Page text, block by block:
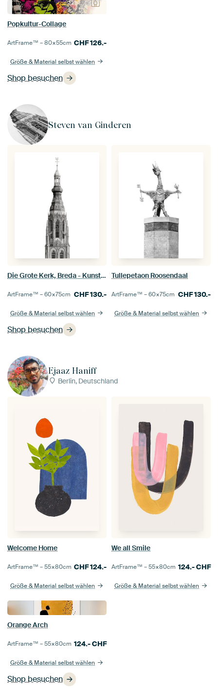
Shop besuchen
Popkultur-Collage
ArtFrame™ –80×55cm CHF126.-
Größe & Material selbst wählen
Steven van Ginderen
Shop besuchen
Die Grote Kerk, Breda - Kunstdruck
ArtFrame™ –60×75cm CHF130.-
Größe & Material selbst wählen
Tullepetaon Roosendaal
ArtFrame™ –60×75cm CHF130.-
Größe & Material selbst wählen
Ejaaz Haniff
Berlin, Deutschland
Shop besuchen
Welcome Home
ArtFrame™ –55×80cm CHF124.-
Größe & Material selbst wählen
We all Smile
ArtFrame™ –55×80cm 124.-CHF
Größe & Material selbst wählen
Orange Arch
ArtFrame™ –55×80cm 124.-CHF
Größe & Material selbst wählen